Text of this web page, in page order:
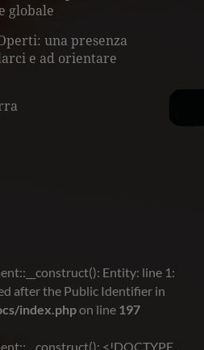
globale
una presenza
e ad orientare
Entity: line 1:
after the Public Identifier in
index.phpon line 197
<!DOCTYPE